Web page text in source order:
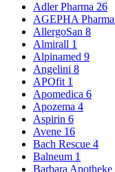
Adler Pharma 26
AGEPHA Pharma
AllergoSan 8
Almirall 1
Alpinamed 9
Angelini 8
APOfit 1
Apomedica 6
Apozema 4
Aspirin 6
Avene 16
Bach Rescue 4
Balneum 1
Barbara Apotheke